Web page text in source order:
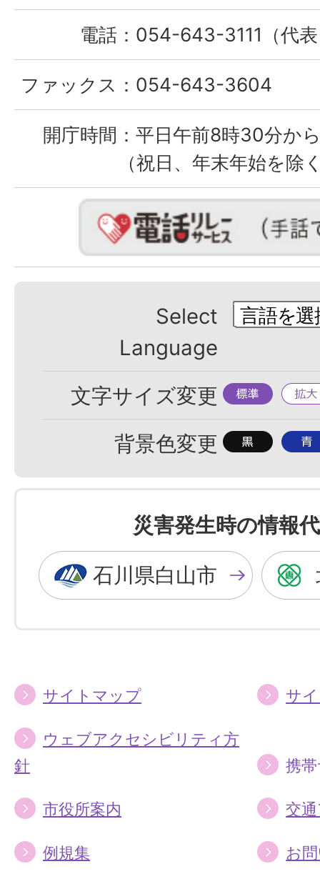
電話： 054-643-3111（代
ファックス： 054-643-3604
開庁時間： 平日午前8時30分か
（祝日、年末年始を除
Select
Language
文字サイズ変更 標
準
拡
大
背景色変更 背
色
を
黒
色
に
背
色
を
青
色
に
災害発生時の情報
石川県白山市
サイトマップ サ
ウェブアクセシビリティ方
針
携
市役所案内 交
例規集 お